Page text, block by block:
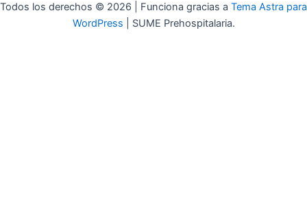
Todos los derechos © 2026 | Funciona gracias a Tema Astra para
WordPress | SUME Prehospitalaria.